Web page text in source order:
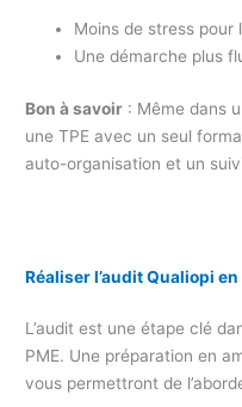
Moins de stress pour
Une démarche plus
Bon à savoir : Même dans
une TPE avec un seul
auto-organisation et un
Réaliser l’audit Qualiopi
L’audit est une étape clé
PME. Une préparation en
vous permettront de